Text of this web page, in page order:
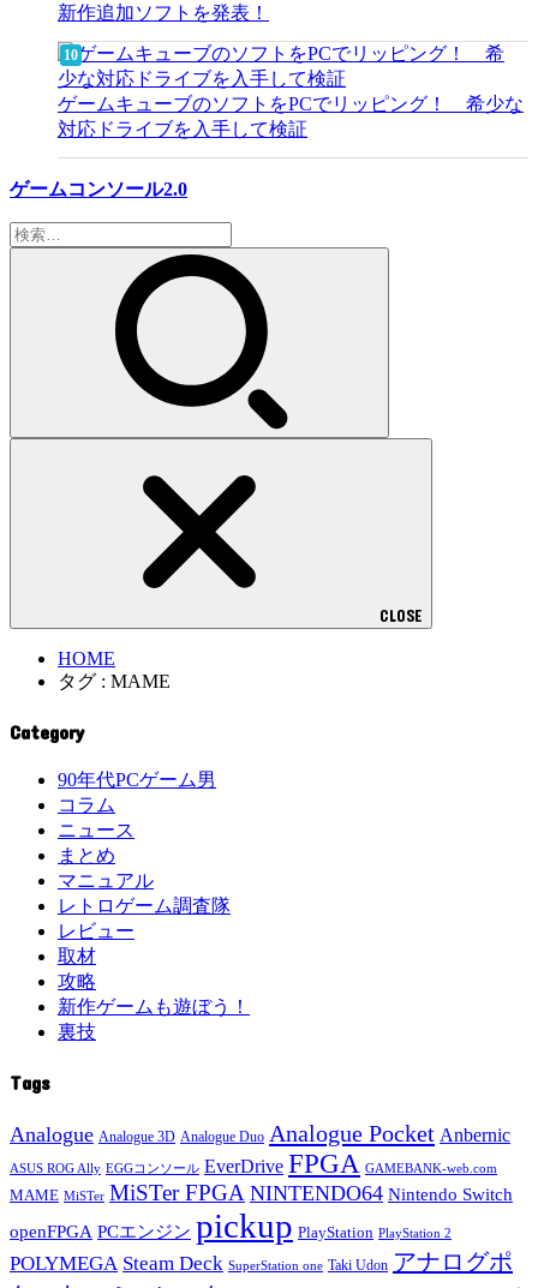
新作追加ソフトを発表！
ゲームキューブのソフトをPCでリッピング！ 希少な
対応ドライブを入手して検証
ゲームコンソール2.0
検
索:
CLOSE
HOME
タグ : MAME
Category
90年代PCゲーム男
コラム
ニュース
まとめ
マニュアル
レトロゲーム調査隊
レビュー
取材
攻略
新作ゲームも遊ぼう！
裏技
Tags
Analogue Analogue 3D Analogue Duo Analogue Pocket Anbernic
ASUS ROG Ally EGGコンソール EverDrive FPGA GAMEBANK-web.com
MAME MiSTer MiSTer FPGA NINTENDO64 Nintendo Switch
openFPGA PCエンジン pickup PlayStation PlayStation 2
POLYMEGA Steam Deck SuperStation one Taki Udon アナログポ